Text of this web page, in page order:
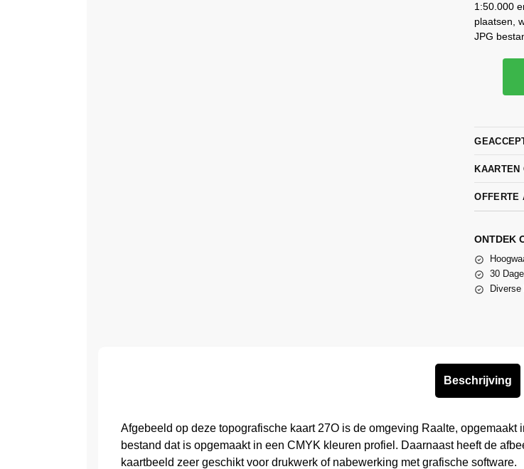
1:50.000
plaatsen,
JPG
KAARTEN
OFFERTE
ONTDEK
30
Beschrijving
Afgebeeld op deze topografische kaart 27O is de omgeving Raalte,
bestand dat is opgemaakt in een CMYK kleuren profiel. Daarnaast heeft de
kaartbeeld zeer geschikt voor drukwerk of nabewerking met grafische software.